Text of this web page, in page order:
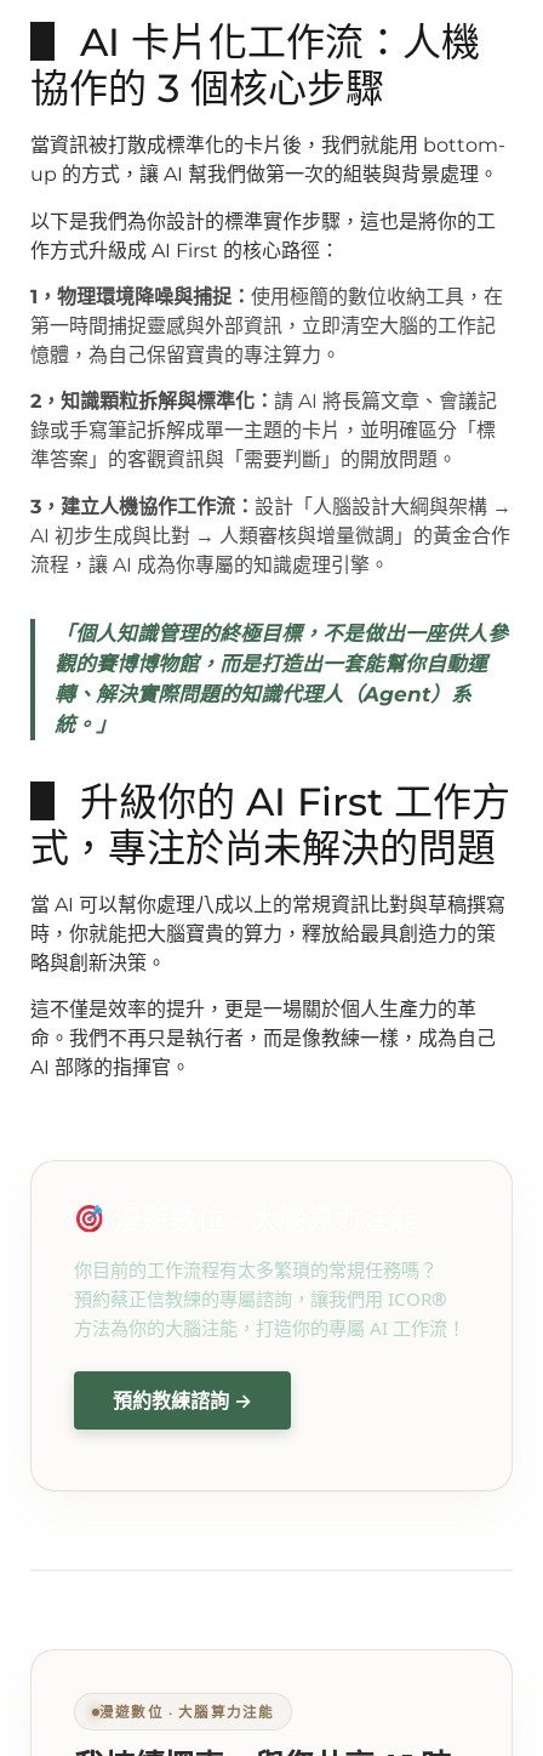
▋ AI 卡片化工作流：人機
協作的 3 個核心步驟
當資訊被打散成標準化的卡片後，我們就能用 bottom-
up 的方式，讓 AI 幫我們做第一次的組裝與背景處理。
以下是我們為你設計的標準實作步驟，這也是將你的工
作方式升級成 AI First 的核心路徑：
1，物理環境降噪與捕捉： 使用極簡的數位收納工具，在
第一時間捕捉靈感與外部資訊，立即清空大腦的工作記
憶體，為自己保留寶貴的專注算力。
2，知識顆粒拆解與標準化： 請 AI 將長篇文章、會議記
錄或手寫筆記拆解成單一主題的卡片，並明確區分「標
準答案」的客觀資訊與「需要判斷」的開放問題。
3，建立人機協作工作流： 設計「人腦設計大綱與架構 →
AI 初步生成與比對 → 人類審核與增量微調」的黃金合作
流程，讓 AI 成為你專屬的知識處理引擎。
「個人知識管理的終極目標，不是做出一座供人參
觀的賽博博物館，而是打造出一套能幫你自動運
轉、解決實際問題的知識代理人（Agent）系
統。」
▋ 升級你的 AI First 工作方
式，專注於尚未解決的問題
當 AI 可以幫你處理八成以上的常規資訊比對與草稿撰寫
時，你就能把大腦寶貴的算力，釋放給最具創造力的策
略與創新決策。
這不僅是效率的提升，更是一場關於個人生產力的革
命。我們不再只是執行者，而是像教練一樣，成為自己
AI 部隊的指揮官。
你目前的工作流程有太多繁瑣的常規任務嗎？
預約蔡正信教練的專屬諮詢，讓我們用 ICOR®
方法為你的大腦注能，打造你的專屬 AI 工作流！
預約教練諮詢 →
漫遊數位 ‧ 大腦算力注能